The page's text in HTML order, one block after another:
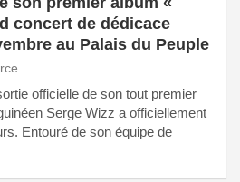
concert de dédicace
au Palais du Peuple
officielle de son tout premier
Serge Wizz a officiellement
Entouré de son équipe de